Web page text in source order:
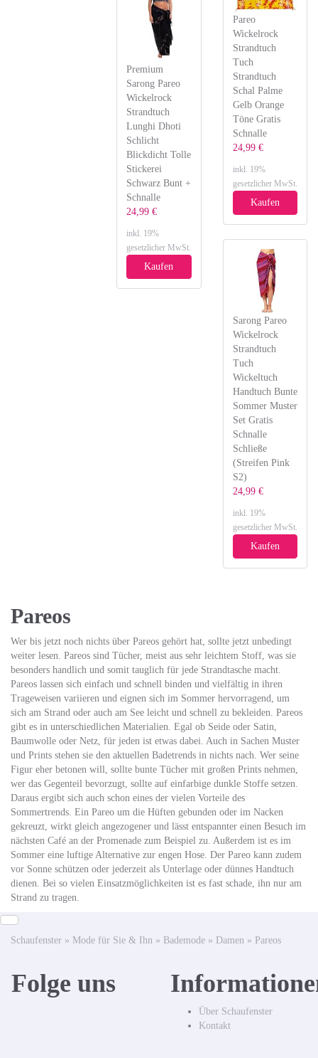
Premium
Sarong Pareo
Wickelrock
Strandtuch
Lunghi Dhoti
Schlicht
Blickdicht Tolle
Stickerei
Schwarz Bunt +
Schnalle
24,99 €
inkl. 19%
gesetzlicher MwSt.
Kaufen
Pareo
Wickelrock
Strandtuch
Tuch
Strandtuch
Schal Palme
Gelb Orange
Töne Gratis
Schnalle
24,99 €
inkl. 19%
gesetzlicher MwSt.
Kaufen
Sarong Pareo
Wickelrock
Strandtuch
Tuch
Wickeltuch
Handtuch Bunte
Sommer Muster
Set Gratis
Schnalle
Schließe
(Streifen Pink
S2)
24,99 €
inkl. 19%
gesetzlicher MwSt.
Kaufen
Pareos
Wer bis jetzt noch nichts über Pareos gehört hat, sollte jetzt unbedingt
weiter lesen. Pareos sind Tücher, meist aus sehr leichtem Stoff, was sie
besonders handlich und somit tauglich für jede Strandtasche macht.
Pareos lassen sich einfach und schnell binden und vielfältig in ihren
Trageweisen variieren und eignen sich im Sommer hervorragend, um
sich am Strand oder auch am See leicht und schnell zu bekleiden. Pareos
gibt es in unterschiedlichen Materialien. Egal ob Seide oder Satin,
Baumwolle oder Netz, für jeden ist etwas dabei. Auch in Sachen Muster
und Prints stehen sie den aktuellen Badetrends in nichts nach. Wer seine
Figur eher betonen will, sollte bunte Tücher mit großen Prints nehmen,
wer das Gegenteil bevorzugt, sollte auf einfarbige dunkle Stoffe setzen.
Daraus ergibt sich auch schon eines der vielen Vorteile des
Sommertrends. Ein Pareo um die Hüften gebunden oder im Nacken
gekreuzt, wirkt gleich angezogener und lässt entspannter einen Besuch im
nächsten Café an der Promenade zum Beispiel zu. Außerdem ist es im
Sommer eine luftige Alternative zur engen Hose. Der Pareo kann zudem
vor Sonne schützen oder jederzeit als Unterlage oder dünnes Handtuch
dienen. Bei so vielen Einsatzmöglichkeiten ist es fast schade, ihn nur am
Strand zu tragen.
Schaufenster » Mode für Sie & Ihn » Bademode » Damen » Pareos
Folge uns
Über Schaufenster
Kontakt